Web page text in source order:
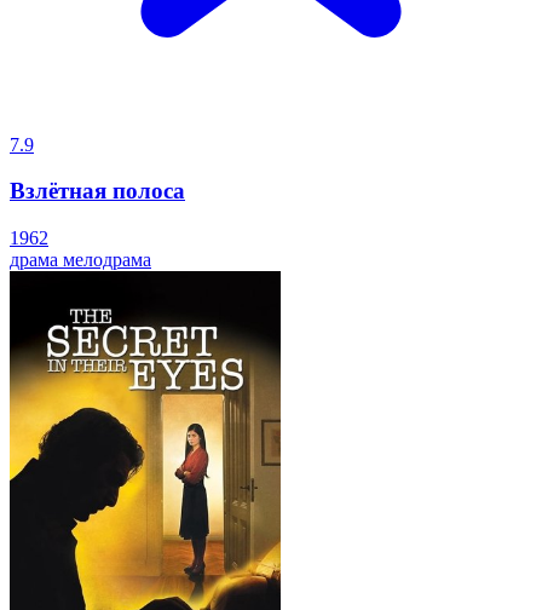
7.9
Взлётная полоса
1962
драма мелодрама